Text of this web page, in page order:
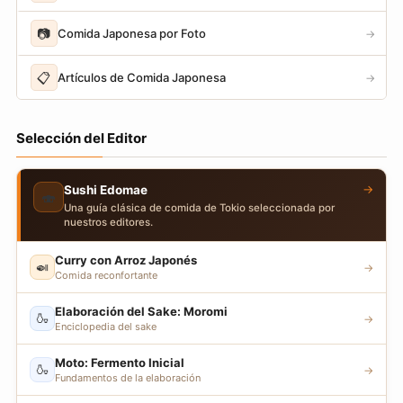
📷 Comida Japonesa por Foto →
📋 Artículos de Comida Japonesa →
Selección del Editor
🍣 Sushi Edomae
Una guía clásica de comida de Tokio seleccionada por
nuestros editores.
→
🍛 Curry con Arroz Japonés
Comida reconfortante
→
🍶 Elaboración del Sake: Moromi
Enciclopedia del sake
→
🍶 Moto: Fermento Inicial
Fundamentos de la elaboración
→